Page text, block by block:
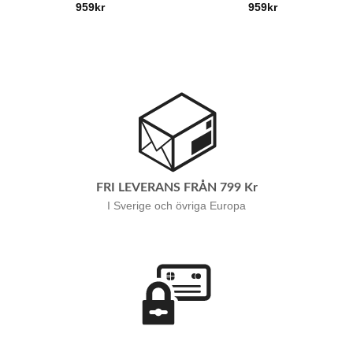
959kr
959kr
FRI LEVERANS FRÅN 799 Kr
I Sverige och övriga Europa